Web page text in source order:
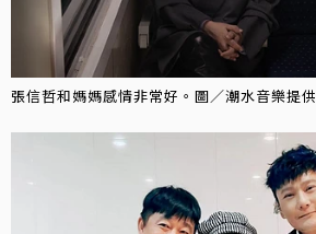
張信哲和媽媽感情非常好。圖／潮水音樂提供